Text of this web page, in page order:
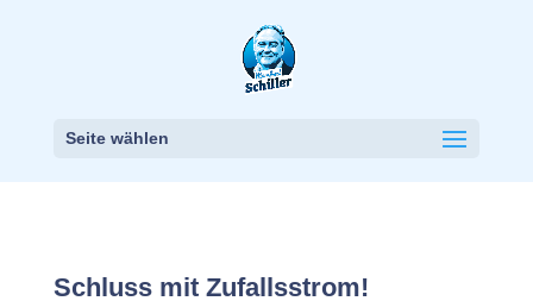
Seite wählen
Schluss mit Zufallsstrom!